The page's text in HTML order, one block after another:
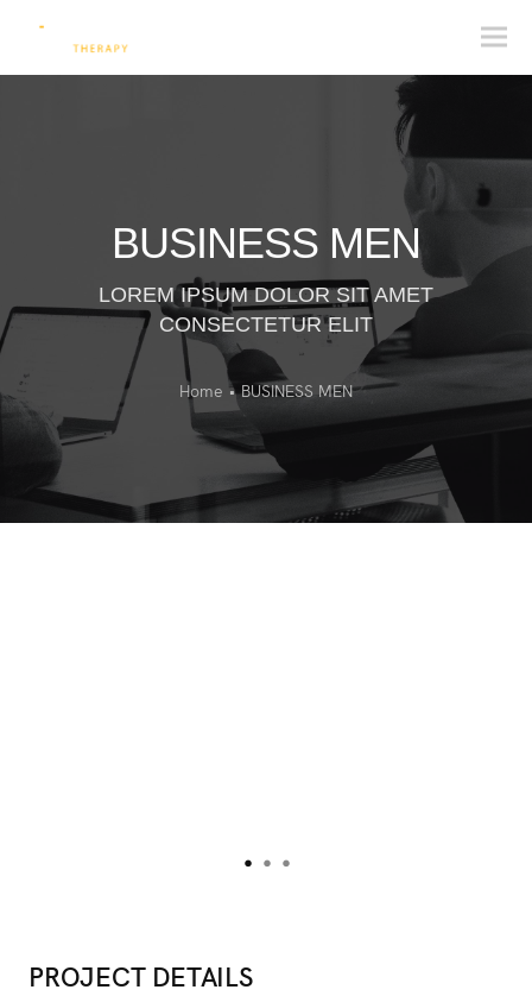
BUSINESS MEN
LOREM IPSUM DOLOR SIT AMET
CONSECTETUR ELIT
Home •BUSINESS MEN
PROJECT DETAILS